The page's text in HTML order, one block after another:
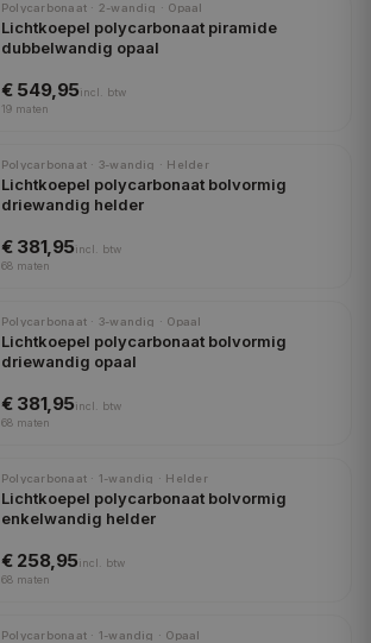
Polycarbonaat · 2-wandig · Opaal
Lichtkoepel polycarbonaat piramide
dubbelwandig opaal
€ 549,95incl.
btw
19 maten
Polycarbonaat · 3-wandig · Helder
Lichtkoepel polycarbonaat bolvormig
driewandig helder
€ 381,95incl.
btw
68 maten
Polycarbonaat · 3-wandig · Opaal
Lichtkoepel polycarbonaat bolvormig
driewandig opaal
€ 381,95incl.
btw
68 maten
Polycarbonaat · 1-wandig · Helder
Lichtkoepel polycarbonaat bolvormig
enkelwandig helder
€ 258,95incl.
btw
68 maten
Polycarbonaat · 1-wandig · Opaal